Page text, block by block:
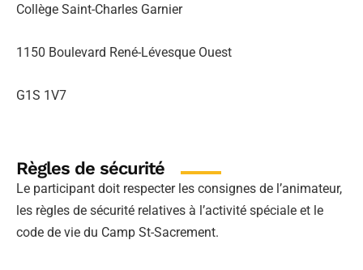
Collège Saint-Charles Garnier
1150 Boulevard René-Lévesque Ouest
G1S 1V7
Règles de sécurité
Le participant doit respecter les consignes de l’animateur,
les règles de sécurité relatives à l’activité spéciale et le
code de vie du Camp St-Sacrement.